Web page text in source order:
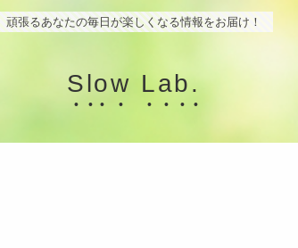
頑張るあなたの毎日が楽しくなる情報をお届け！
Slow Lab.